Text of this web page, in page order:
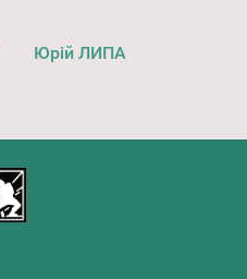
Юрій ЛИПА